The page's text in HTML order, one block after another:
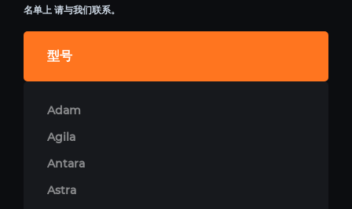
名单上 请与我们联系。
型号
Adam
Agila
Antara
Astra